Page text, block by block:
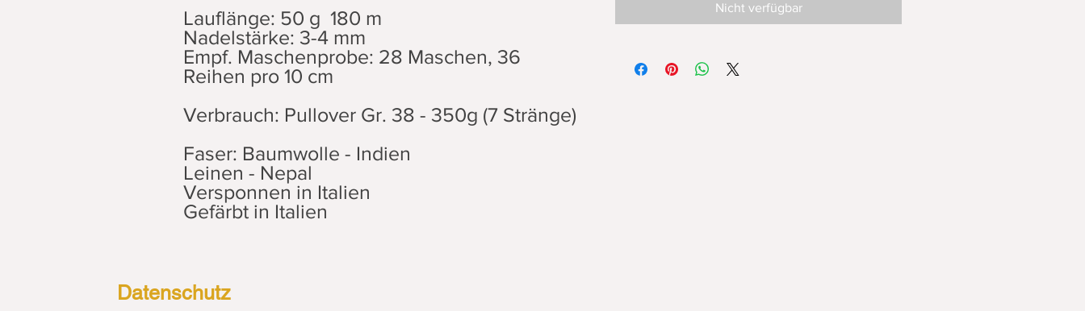
Lauflänge: 50 g 180 m
Nadelstärke: 3-4 mm
Empf. Maschenprobe: 28 Maschen, 36
Reihen pro 10 cm
Verbrauch: Pullover Gr. 38 - 350g (7 Stränge)
Faser: Baumwolle - Indien
Leinen - Nepal
Versponnen in Italien
Gefärbt in Italien
Nicht verfügbar
Datenschutz